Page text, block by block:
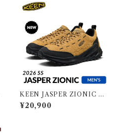
KEEN JASPER ZIONIC M
EN キーン ジャスパーザイオ
ニック メンズ
¥20,900